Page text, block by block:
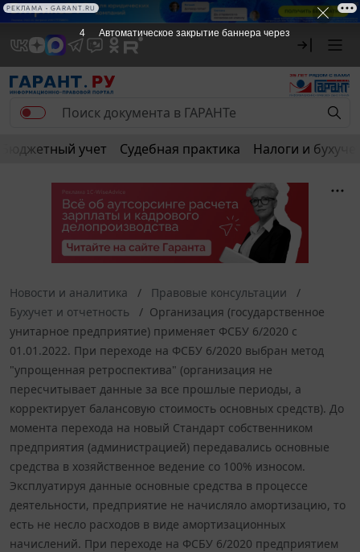
Бюджетный учет Судебная практика Налоги и
Новости и аналитика
Правовые консультации
Бухучет и отчетность
Организация (государственное
унитарное предприятие) применяет ФСБУ 6/2020 с
01.01.2022. При переходе на ФСБУ 6/2020 выбран метод
"упрощенная ретроспектива" (организация не
пересчитывает данные за все прошлые периоды, а
корректирует балансовую стоимость основных средств). До
момента перехода на новый Стандарт собственником
предприятия (администрацией) передавались основные
средства в хозяйственное ведение со 100% износом.
Эксплуатируя данные основные средства в процессе
деятельности, предприятие не начисляло амортизацию, то
есть не несло расходов в виде амортизационных
начислений. При переходе на ФСБУ 6/2020 предприятием
3 Автоматическое закрытие баннера через
РЕКЛАМА • GARANT.RU